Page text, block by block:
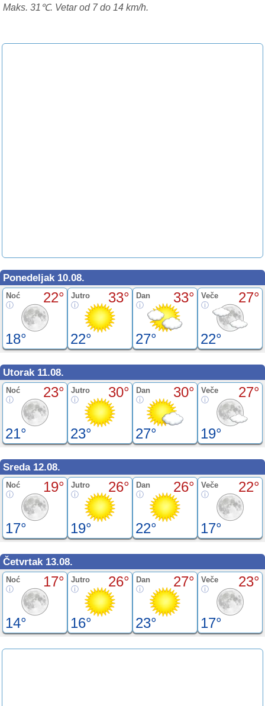
Maks. 31℃. Vetar od 7 do 14 km/h.
Ponedeljak 10.08.
Noć 22°
18°
Jutro 33°
22°
Dan 33°
27°
Veče 27°
22°
Utorak 11.08.
Noć 23°
21°
Jutro 30°
23°
Dan 30°
27°
Veče 27°
19°
Sreda 12.08.
Noć 19°
17°
Jutro 26°
19°
Dan 26°
22°
Veče 22°
17°
Četvrtak 13.08.
Noć 17°
14°
Jutro 26°
16°
Dan 27°
23°
Veče 23°
17°